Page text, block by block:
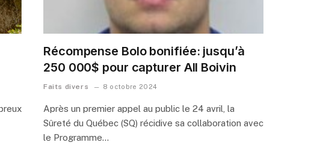
Récompense Bolo bonifiée: jusqu’à
250 000$ pour capturer All Boivin
Faits divers 8 octobre 2024
Après un premier appel au public le 24 avril, la
Sûreté du Québec (SQ) récidive sa collaboration avec
le Programme…